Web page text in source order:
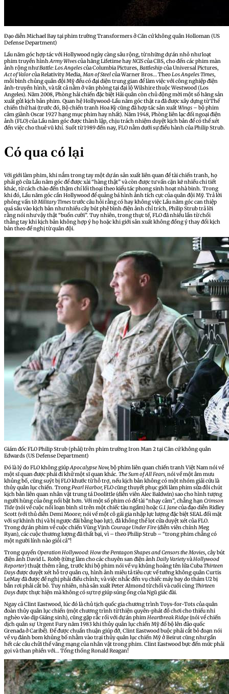
Đạo diễn Michael Bay tại phim trường Transformers ở Căn cứ không quân Holloman (US
Defense Department)
Lầu năm góc hợp tác với Hollywood ngày càng sâu rộng, từ những dự án nhỏ như loạt
phim truyền hìnhArmy Wivescủa hãng Lifetime hayNCIScủa CBS, cho đến các phim màn
ảnh rộng nhưBattle: Los Angelescủa Columbia Pictures, Battleshipcủa Universal Pictures,
Act of Valorcủa Relativity Media,Man of Steelcủa Warner Bros… TheoLos Angeles Times,
mỗi binh chủng quân đội Mỹ đều có đại diện trung gian để làm việc với công nghiệp điện
ảnh-truyền hình, và tất cả nằm ở văn phòng tại đại lộ Wilshire thuộc Westwood (Los
Angeles). Năm 2008, Phòng hải chiến đặc biệt Hải quân còn chủ động mời một số hãng sản
xuất gửi kịch bản phim. Quan hệ Hollywood-Lầu năm góc thật ra đã được xây dựng từ Thế
chiến thứ hai (trước đó, Bộ chiến tranh Hoa Kỳ cũng đã hợp tác sản xuấtWings – bộ phim
câm giành Oscar 1927 hạng mục phim hay nhất). Năm 1948, Phòng liên lạc đối ngoại điện
ảnh (FLO) của Lầu năm góc được thành lập, chịu trách nhiệm duyệt kịch bản để có thể xét
đến việc cho thuê vũ khí. Suốt từ 1989 đến nay, FLO nằm dưới sự điều hành của Philip Strub.
Có qua có lại
Với giới làm phim, khi nắm trong tay một dự án sản xuất liên quan đề tài chiến tranh, họ
phải gõ cửa Lầu năm góc để được xài “hàng thật” và còn được tư vấn cặn kẽ nhiều chi tiết
khác, từ cách chào đến thậm chí lối thoại theo kiểu tác phong sinh hoạt nhà binh. Trong
khi đó, Lầu năm góc cần Hollywood để quảng bá hình ảnh tích cực của quân đội Mỹ. Trả lời
phỏng vấn tờMilitary Timestrước câu hỏi rằng có hay không việc Lầu năm góc can thiệp
quá sâu vào kịch bản như nhiều cây bút phê bình điện ảnh chỉ trích, Philip Strub trả lời
rằng nói như vậy thật “buồn cười”. Tuy nhiên, trong thực tế, FLO đã nhiều lần từ chối
thẳng tay khi kịch bản không hợp ý họ hoặc khi giới sản xuất không đồng ý thay đổi kịch
bản theo đề nghị từ quân đội.
Giám đốc FLO Philip Strub (phải) trên phim trường Iron Man 2 tại Căn cứ không quân
Edwards (US Defense Department)
Đó là lý do FLO không giúpApocalypse Now,bộ phim liên quan chiến tranh Việt Nam nói về
một sĩ quan được phái đi khử một sĩ quan khác. The Sum of All Fears,nói về một âm mưu
khủng bố, cũng suýt bị FLO khước từ hỗ trợ, nếu kịch bản không có một nhóm giải cứu là
thủy quân lục chiến. TrongPearl Harbor,FLO cũng thuyết phục giới làm phim sửa đôi chút
kịch bản liên quan nhân vật trung tá Doolittle (diễn viên Alec Baldwin) sao cho hình tượng
người hùng của ông nổi bật hơn. Với một số phim có đề tài “nhạy cảm”, chẳng hạnCrimson
Tide(nói về cuộc nổi loạn binh sĩ trên một chiếc tàu ngầm) hoặcG.I. Janecủa đạo diễn Ridley
Scott (với thủ diễn Demi Moore; nói về một cô gái gia nhập lực lượng đặc biệt SEAL đối mặt
với sự khinh thị và bị ngược đãi bằng bạo lực), đã không thể lọt cửa duyệt xét của FLO.
Trong dự án phim về cuộc chiến Vùng VịnhCourage Under Fire(diễn viên chính Meg
Ryan), các cuộc thương lượng đã thất bại, vì – theo Philip Strub – “trong phim chẳng có
một người lính nào giỏi cả”!
Trong quyểnOperation Hollywood: How the Pentagon Shapes and Censors the Movies, cây bút
điện ảnh David L. Robb (từng làm cho các chuyên san điện ảnhDaily VarietyvàHollywood
Reporter) thuật thêm rằng, trước khi bộ phim nói về vụ khủng hoảng tên lửa CubaThirteen
Daysđược duyệt xét hỗ trợ quân cụ, hình ảnh miêu tả tiêu cực về tướng không quân Curtis
LeMay đã được đề nghị phải điều chỉnh; và việc nhắc đến vụ chiếc máy bay do thám U2 bị
bắn rơi phải cắt bỏ. Tuy nhiên, nhà sản xuất Peter Almond từ chối và cuối cùngThirteen
Daysđược thực hiện mà không có sự trợ giúp súng ống của Ngũ giác đài.
Ngay cả Clint Eastwood, lúc đó là chủ tịch quốc gia chương trình Toys-for-Tots của quân
đoàn thủy quân lục chiến (một chương trình từ thiện quyên-phát đồ chơi cho thiếu nhi
nghèo vào dịp Giáng sinh), cũng gặp rắc rối với dự án phimHeartbreak Ridge(nói về chiến
dịch quân sự Urgent Fury năm 1983 khi thủy quân lục chiến Mỹ đổ bộ lên đảo quốc
Grenada ở Caribê). Để được chuẩn thuận giúp đỡ, Clint Eastwood buộc phải cắt bỏ đoạn nói
về vụ đánh bom khủng bố nhằm vào trại thủy quân lục chiến Mỹ ở Beirut cũng như gần
hết các câu chửi thề văng mạng của nhân vật trong phim. Clint Eastwood bực đến mức phải
gọi và than phiền với… Tổng thống Ronald Reagan!